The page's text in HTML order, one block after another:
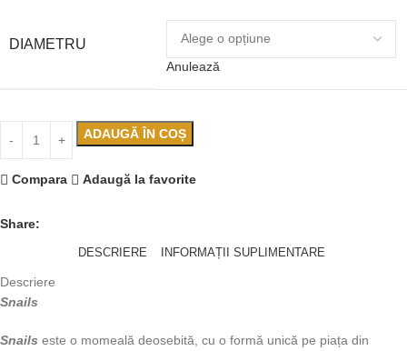
DIAMETRU
Anulează
ADAUGĂ ÎN COȘ
Compara Adaugă la favorite
Share:
DESCRIERE INFORMAȚII SUPLIMENTARE
Descriere
Snails
Snails este o momeală deosebită, cu o formă unică pe piața din